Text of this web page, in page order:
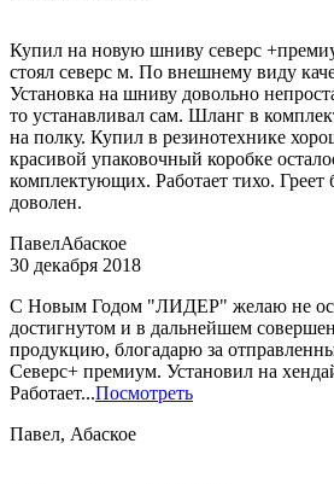
Купил на новую шниву северс
стоял северс м. По внешнему виду
Установка на шниву довольно
то устанавливал сам. Шланг в
на полку. Купил в резинотехнике
красивой упаковочный коробке
комплектующих. Работает тихо.
доволен.
ПавелАбаское
30 декабря 2018
С Новым Годом "ЛИДЕР" желаю не
достигнутом и в дальнейшем
продукцию, блогадарю за
Северс+ премиум. Установил на
Работает...Посмотреть
Павел, Абаское